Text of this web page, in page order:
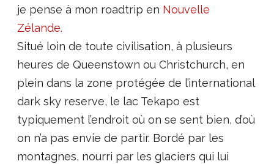
je pense à mon roadtrip en Nouvelle
Zélande.
Situé loin de toute civilisation, à plusieurs
heures de Queenstown ou Christchurch, en
plein dans la zone protégée de l’international
dark sky reserve, le lac Tekapo est
typiquement l’endroit où on se sent bien, d’où
on n’a pas envie de partir. Bordé par les
montagnes, nourri par les glaciers qui lui